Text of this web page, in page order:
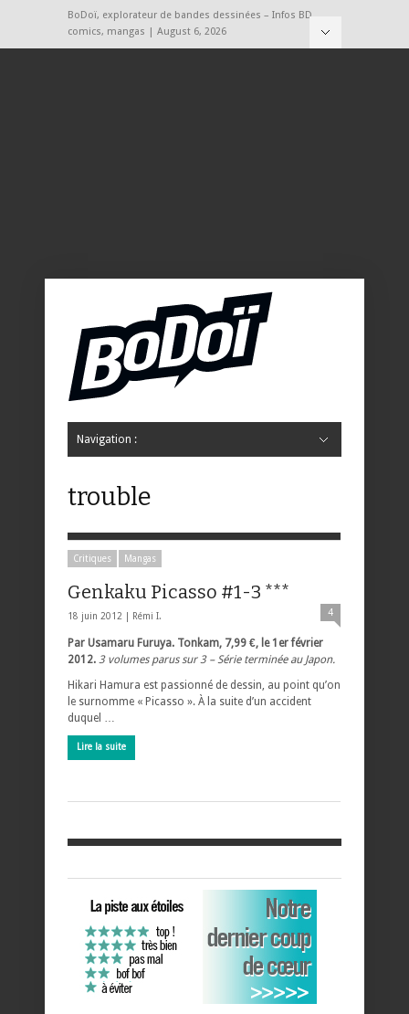
BoDoï, explorateur de bandes dessinées – Infos BD,
comics, mangas | August 6, 2026
Navigation :
trouble
Critiques Mangas
Genkaku Picasso #1-3 ***
18 juin 2012 | Rémi I. 4
Par Usamaru Furuya. Tonkam, 7,99 €, le 1er février
2012. 3 volumes parus sur 3 – Série terminée au Japon.
Hikari Hamura est passionné de dessin, au point qu’on
le surnomme « Picasso ». À la suite d’un accident
duquel …
Lire la suite